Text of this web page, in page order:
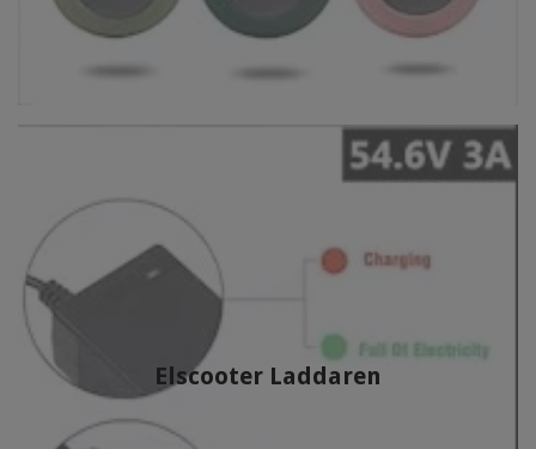
Elscooter Laddaren